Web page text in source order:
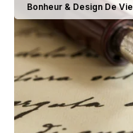
Bonheur & Design De Vie